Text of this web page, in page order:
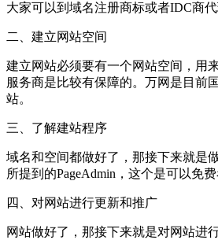
大家可以到域名注册商标或者IDC商代
二、建立网站空间
建立网站必须要有一个网站空间，用
服务商是比较有保障的。万网是目前
站。
三、了解建站程序
域名和空间都做好了，那接下来就是
所提到的PageAdmin，这个是可以免
四、对网站进行更新和推广
网站做好了，那接下来就是对网站进